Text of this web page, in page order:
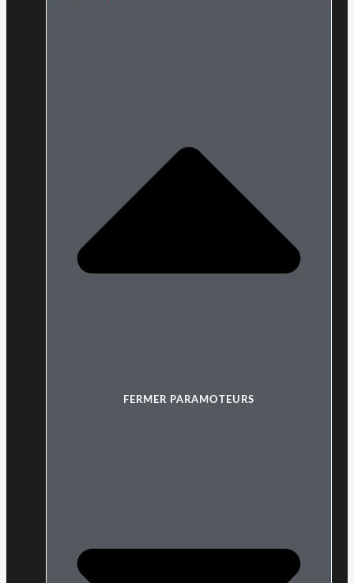
FERMER PARAMOTEURS